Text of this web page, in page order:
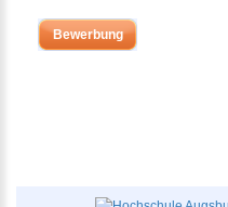
Bewerbung